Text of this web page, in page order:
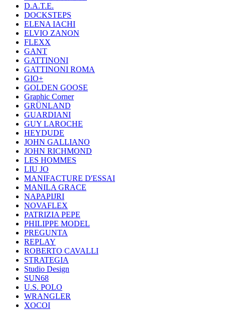
D.A.T.E.
DOCKSTEPS
ELENA IACHI
ELVIO ZANON
FLEXX
GANT
GATTINONI
GATTINONI ROMA
GIO+
GOLDEN GOOSE
Graphic Corner
GRÜNLAND
GUARDIANI
GUY LAROCHE
HEYDUDE
JOHN GALLIANO
JOHN RICHMOND
LES HOMMES
LIU JO
MANIFACTURE D'ESSAI
MANILA GRACE
NAPAPIJRI
NOVAFLEX
PATRIZIA PEPE
PHILIPPE MODEL
PREGUNTA
REPLAY
ROBERTO CAVALLI
STRATEGIA
Studio Design
SUN68
U.S. POLO
WRANGLER
XOCOI